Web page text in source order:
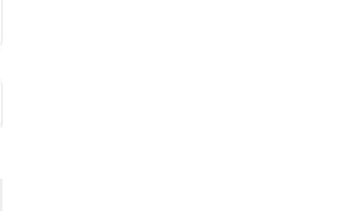
a un amigo
página
al autor
la foto de esta receta